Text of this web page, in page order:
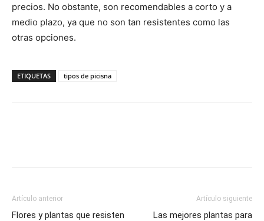
precios. No obstante, son recomendables a corto y a
medio plazo, ya que no son tan resistentes como las
otras opciones.
ETIQUETAS tipos de picisna
Artículo anterior
Flores y plantas que resisten
Artículo siguiente
Las mejores plantas para